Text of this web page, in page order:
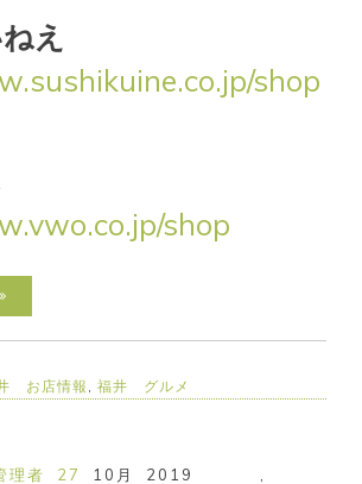
え
shop
shop
お店情報 福井 グルメ
理者 27 10月 2019